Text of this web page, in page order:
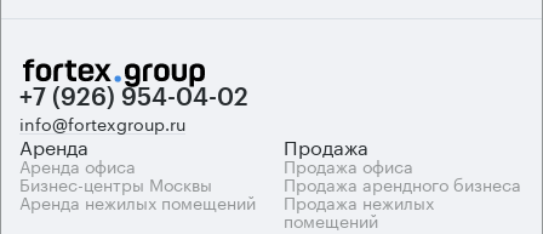
+7 (926) 954-04-02
info@fortexgroup.ru
Аренда
Аренда офиса
Бизнес-центры Москвы
Аренда нежилых помещений
Продажа
Продажа офиса
Продажа арендного бизнеса
Продажа нежилых
помещений